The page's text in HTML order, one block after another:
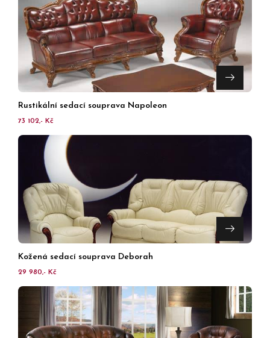
Rustikální sedací souprava Napoleon
73 102,- Kč
Kožená sedací souprava Deborah
29 980,- Kč